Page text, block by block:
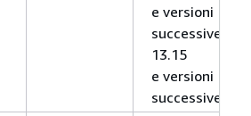
e versioni
successive,
13.15
e versioni
successive